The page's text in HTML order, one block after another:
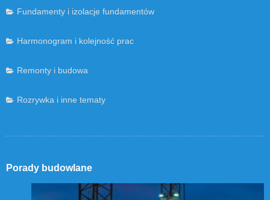
Fundamenty i izolacje fundamentów
Harmonogram i kolejność prac
Remonty i budowa
Rozrywka i inne tematy
Porady budowlane